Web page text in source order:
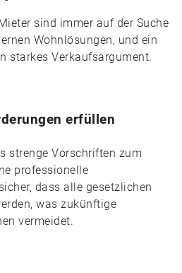
sind immer auf der Suche
Wohnlösungen, und ein
starkes Verkaufsargument.
erfüllen
strenge Vorschriften zum
professionelle
dass alle gesetzlichen
was zukünftige
vermeidet.